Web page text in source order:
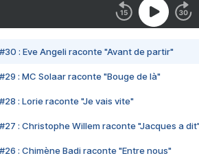
#30 : Eve Angeli raconte "Avant de partir"
#29 : MC Solaar raconte "Bouge de là"
#28 : Lorie raconte "Je vais vite"
#27 : Christophe Willem raconte "Jacques a dit"
#26 : Chimène Badi raconte "Entre nous"